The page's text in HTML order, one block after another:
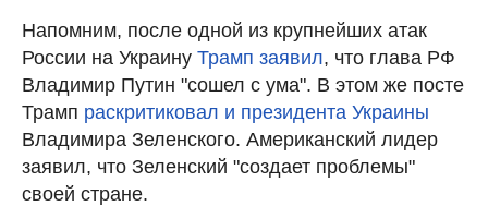
Напомним, после одной из крупнейших атак
России на Украину Трамп заявил, что глава РФ
Владимир Путин "сошел с ума". В этом же посте
Трамп раскритиковал и президента Украины
Владимира Зеленского. Американский лидер
заявил, что Зеленский "создает проблемы"
своей стране.